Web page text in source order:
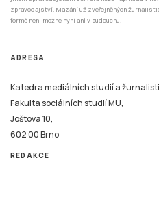
zpravodajství. Mazání už zveřejněných
formě není možné nyní ani v budoucnu.
ADRESA
Katedra mediálních studií a
Fakulta sociálních studií MU,
Joštova 10,
602 00 Brno
REDAKCE